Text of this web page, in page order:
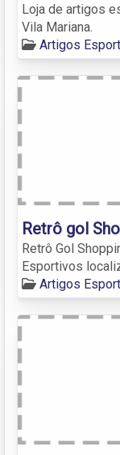
Loja de artigos
Vila Mariana.
Artigos
Retrô gol
Retrô Gol
Esportivos
Artigos